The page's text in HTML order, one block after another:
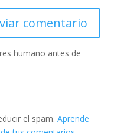
humano antes de
el spam. Aprende